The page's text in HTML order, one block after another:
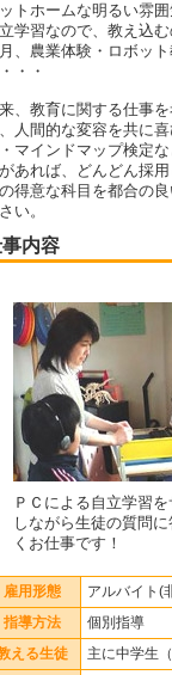
トホームな明るい雰
学習なので、教え込
、農業体験・ロボッ
・・
、教育に関する仕事
人間的な変容を共に
マインドマップ検定
あれば、どんどん採
得意な科目を都合の
い。
内容
ＰＣによる自立学習を
しながら生徒の質問
くお仕事です！
雇用形態 アルバイト(
指導方法 個別指導
える生徒 主に中学生